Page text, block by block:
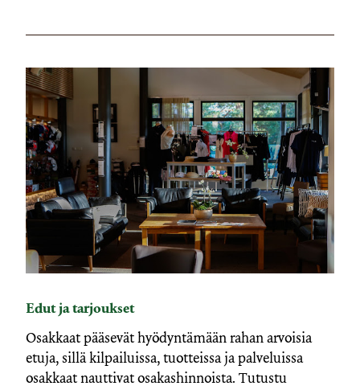
Edut ja tarjoukset
Osakkaat pääsevät hyödyntämään rahan arvoisia
etuja, sillä kilpailuissa, tuotteissa ja palveluissa
osakkaat nauttivat osakashinnoista. Tutustu